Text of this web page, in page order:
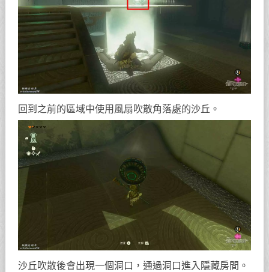
回到之前的區域中使用風扇吹散角落處的沙丘。
沙丘吹散後會出現一個洞口，通過洞口進入隱藏房間。